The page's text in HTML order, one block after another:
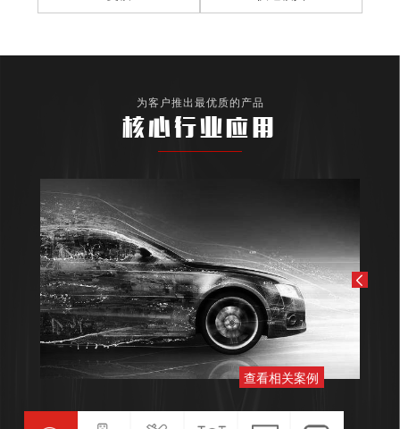
为客户推出最优质的产品
核心行业应用
查看相关案例